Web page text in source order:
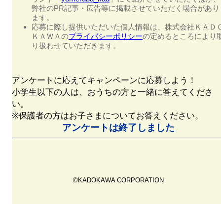
弊社のPR記事・広告等に掲載させていただく場合があり
ます。
応募に際し提供いただいた個人情報は、株式会社ＫＡＤ
ＫＡＷＡのプライバシーポリシーの定めるところにより
り扱わせていただきます。
アンケートに応えてキャンペーンに応募しよう！
小学生以下の人は、おうちの方と一緒に答えてくださ
い。
※保護者の方はお子さまについてお答えください。
アンケートは終了しました
©KADOKAWA CORPORATION